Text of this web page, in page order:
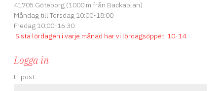
41705 Göteborg (1000 m från Backaplan)
Måndag till Torsdag 10:00-18:00
Fredag 10:00-16:30
Sista lördagen i varje månad har vi lördagsöppet. 10-14
Logga in
E-post: